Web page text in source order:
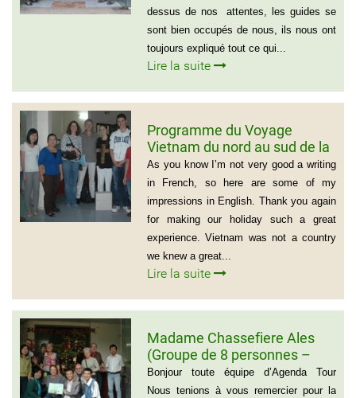
dessus de nos attentes, les guides se
sont bien occupés de nous, ils nous ont
toujours expliqué tout ce qui...
Lire la suite
Programme du Voyage
Vietnam du nord au sud de la
famille de Vivien Schydlawsky
As you know I’m not very good a writing
in French, so here are some of my
impressions in English. Thank you again
for making our holiday such a great
experience. Vietnam was not a country
we knew a great...
Lire la suite
Madame Chassefiere Ales
(Groupe de 8 personnes –
Voyage du Nord au Sud
Vietnam)
Bonjour toute équipe d’Agenda Tour
Nous tenions à vous remercier pour la